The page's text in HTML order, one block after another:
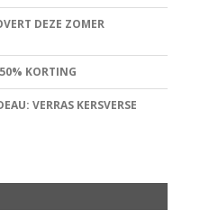
DEZE ZOMER
KORTING
VERRAS KERSVERSE